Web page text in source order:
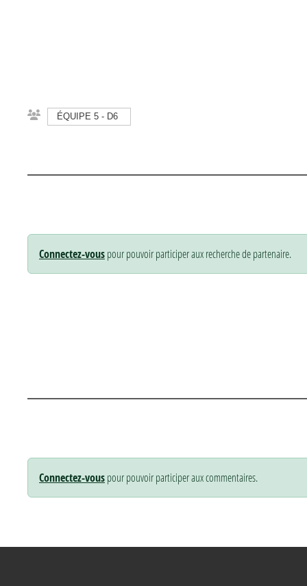
ÉQUIPE 5 - D6
Connectez-vouspour pouvoir participer aux recherche de partenaire.
Connectez-vouspour pouvoir participer aux commentaires.